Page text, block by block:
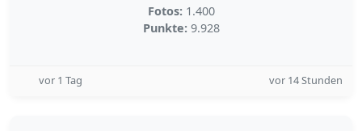
Fotos: 1.400
Punkte: 9.928
vor 1 Tag vor 14 Stunden